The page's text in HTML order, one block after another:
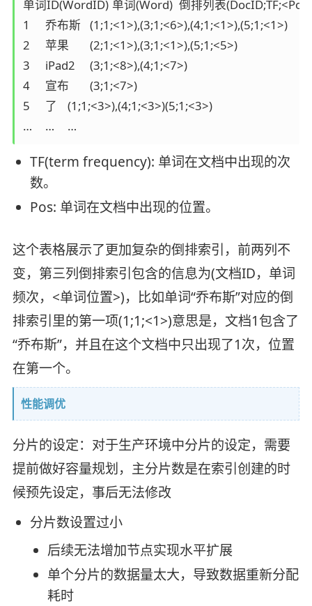
单词ID(WordID)	单词(Word)	倒排列表(DocID;TF;<Pos>)
1	乔布斯	(1;1;<1>),(3;1;<6>),(4;1;<1>),(5;1;<1>)
2	苹果	(2;1;<1>),(3;1;<1>),(5;1;<5>)
3	iPad2	(3;1;<8>),(4;1;<7>)
4	宣布	(3;1;<7>)
5	了	(1;1;<3>),(4;1;<3>)(5;1;<3>)
…	…	…
TF(term frequency): 单词在文档中出现的次
数。
Pos: 单词在文档中出现的位置。
这个表格展示了更加复杂的倒排索引，前两列不
变，第三列倒排索引包含的信息为(文档ID，单词
频次，<单词位置>)，比如单词“乔布斯”对应的倒
排索引里的第一项(1;1;<1>)意思是，文档1包含了
“乔布斯”，并且在这个文档中只出现了1次，位置
在第一个。
性能调优
分片的设定：对于生产环境中分片的设定，需要
提前做好容量规划，主分片数是在索引创建的时
候预先设定，事后无法修改
分片数设置过小
后续无法增加节点实现水平扩展
单个分片的数据量太大，导致数据重新分配
耗时